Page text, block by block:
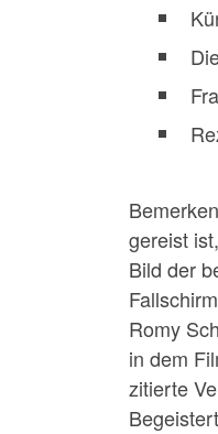
gereist
Bild der
Romy
in dem
zitierte